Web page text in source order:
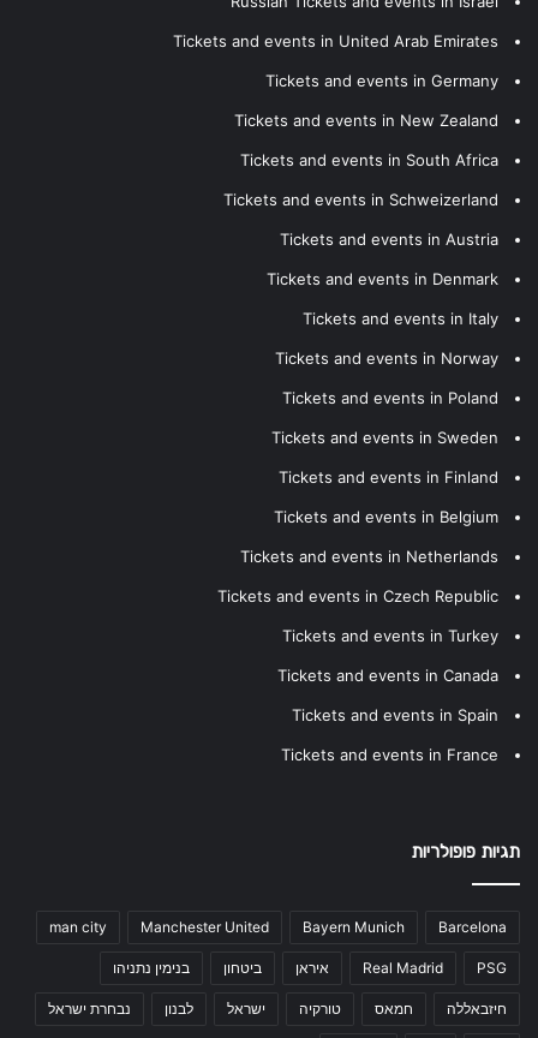
Tickets and events in United Arab Emirates
Tickets and events in Germany
Tickets and events in New Zealand
Tickets and events in South Africa
Tickets and events in Schweizerland
Tickets and events in Austria
Tickets and events in Denmark
Tickets and events in Italy
Tickets and events in Norway
Tickets and events in Poland
Tickets and events in Sweden
Tickets and events in Finland
Tickets and events in Belgium
Tickets and events in Netherlands
Tickets and events in Czech Republic
Tickets and events in Turkey
Tickets and events in Canada
Tickets and events in Spain
Tickets and events in France
תגיות פופולריות
Barcelona
Bayern Munich
Manchester United
man city
PSG
Real Madrid איראן ביטחון בנימין נתניהו
חיזבאללה חמאס טורקיה ישראל לבנון נבחרת ישראל